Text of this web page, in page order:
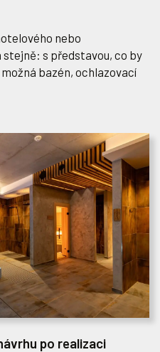
nebo
s představou, co by
bazén, ochlazovací
po realizaci